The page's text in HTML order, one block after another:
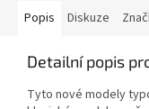
Popis Diskuze
Detailní popis
Tyto nové modely